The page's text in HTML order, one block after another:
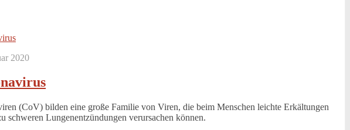
2020
(CoV) bilden eine große Familie von Viren, die beim Menschen leichte Erkältungen
schweren Lungenentzündungen verursachen können.